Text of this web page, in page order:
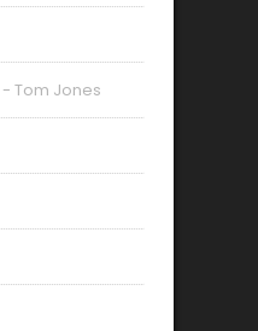
- Tom Jones